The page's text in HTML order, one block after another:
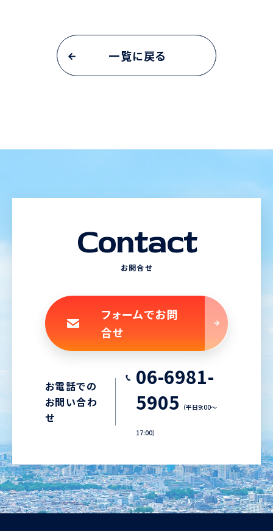
一覧に戻る
Contact
お問合せ
フォームでお問
合せ
お電話での
お問い合わ
せ
06-6981-
5905 （平日9:00〜
17:00）